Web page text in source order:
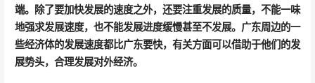
端。除了要加快发展的速度之外，还要注重发展的质量，不能一味
地强求发展速度，也不能发展进度缓慢甚至不发展。广东周边的一
些经济体的发展速度都比广东要快，有关方面可以借助于他们的发
展势头，合理发展对外经济。